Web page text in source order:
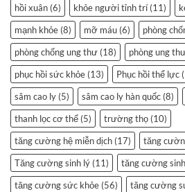
hồi xuân (6) khỏe người tỉnh trí(11)
mạnh khỏe (8) mỡ máu (6) phòng
phòng chống ung thư (18) phòng ung
phục hồi sức khỏe (13) Phục hồi thể lực
sâm cao ly (5) sâm cao ly hàn quốc (8)
thanh lọc cơ thể (5) trường thọ (10)
tăng cường hệ miễn dịch (17) tăng
Tăng cường sinh lý (11) tăng cường
tăng cường sức khỏe (56) tăng cường